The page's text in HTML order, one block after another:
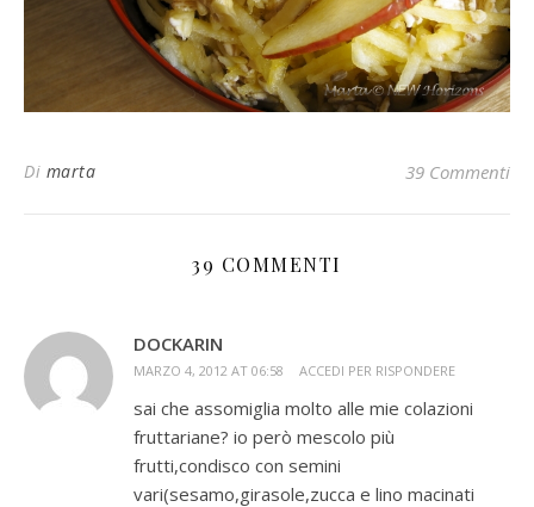
Di marta 39 Commenti
39 COMMENTI
DOCKARIN
MARZO 4, 2012 AT 06:58 ACCEDI PER RISPONDERE
sai che assomiglia molto alle mie colazioni
fruttariane? io però mescolo più
frutti,condisco con semini
vari(sesamo,girasole,zucca e lino macinati